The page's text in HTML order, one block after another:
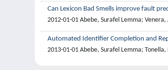
Can Lexicon Bad Smells improve fault
2012-01-01 Abebe, Surafel Lemma;
Automated Identifier Completion and
2013-01-01 Abebe, Surafel Lemma; Tonella,